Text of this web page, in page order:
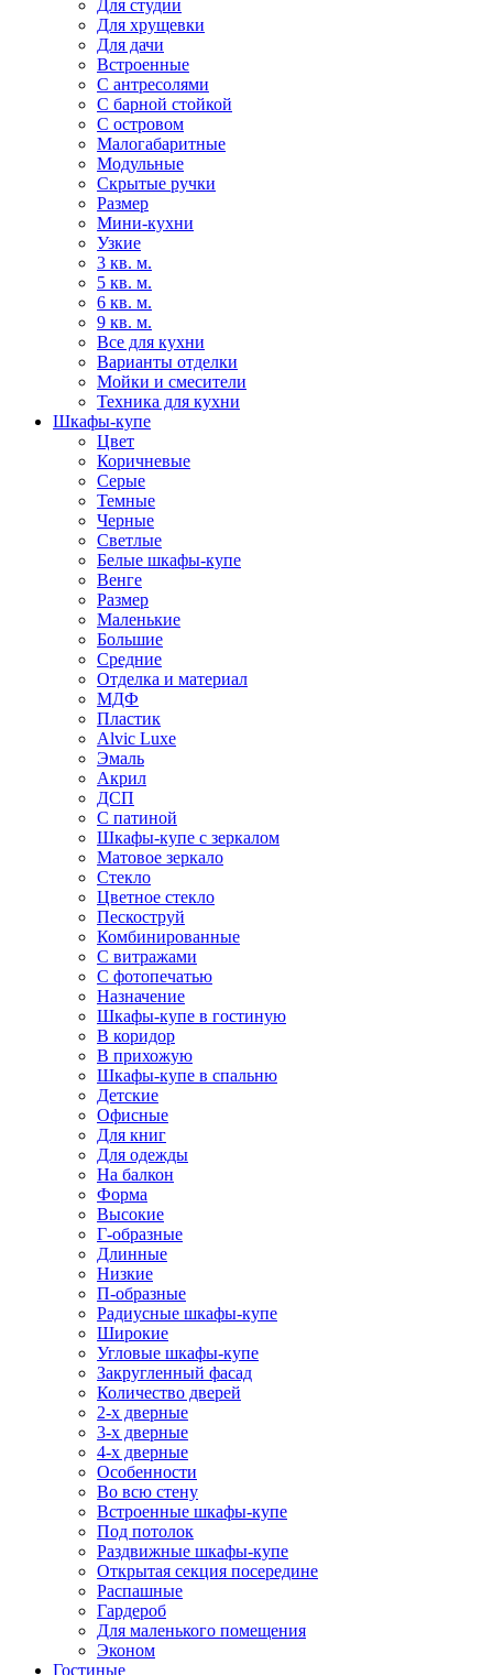
Для студии
Для хрущевки
Для дачи
Встроенные
С антресолями
С барной стойкой
С островом
Малогабаритные
Модульные
Скрытые ручки
Размер
Мини-кухни
Узкие
3 кв. м.
5 кв. м.
6 кв. м.
9 кв. м.
Все для кухни
Варианты отделки
Мойки и смесители
Техника для кухни
Шкафы-купе
Цвет
Коричневые
Серые
Темные
Черные
Светлые
Белые шкафы-купе
Венге
Размер
Маленькие
Большие
Средние
Отделка и материал
МДФ
Пластик
Alvic Luxe
Эмаль
Акрил
ДСП
С патиной
Шкафы-купе с зеркалом
Матовое зеркало
Стекло
Цветное стекло
Пескоструй
Комбинированные
С витражами
С фотопечатью
Назначение
Шкафы-купе в гостиную
В коридор
В прихожую
Шкафы-купе в спальню
Детские
Офисные
Для книг
Для одежды
На балкон
Форма
Высокие
Г-образные
Длинные
Низкие
П-образные
Радиусные шкафы-купе
Широкие
Угловые шкафы-купе
Закругленный фасад
Количество дверей
2-х дверные
3-х дверные
4-х дверные
Особенности
Во всю стену
Встроенные шкафы-купе
Под потолок
Раздвижные шкафы-купе
Открытая секция посередине
Распашные
Гардероб
Для маленького помещения
Эконом
Гостиные